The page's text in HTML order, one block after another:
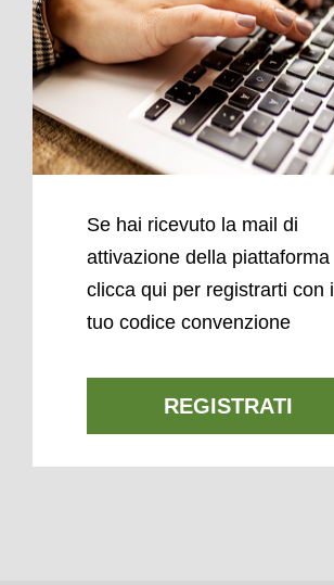
Se hai ricevuto la mail di
attivazione della piattaforma
clicca qui per registrarti con il
tuo codice convenzione
REGISTRATI